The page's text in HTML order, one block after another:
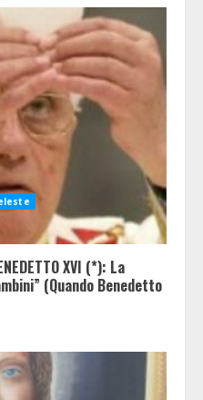
XVI (*): La
(Quando Benedetto